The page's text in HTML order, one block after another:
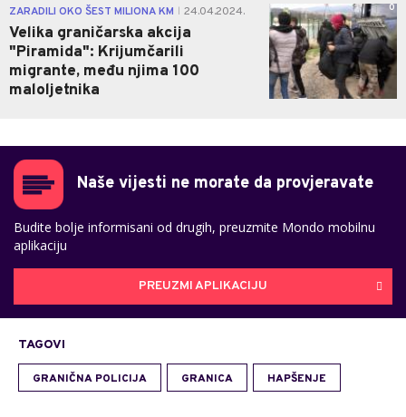
ZARADILI OKO ŠEST MILIONA KM 24.04.2024.
Velika graničarska akcija
"Piramida": Krijumčarili
migrante, među njima 100
maloljetnika
0
Naše vijesti ne morate da provjeravate
Budite bolje informisani od drugih, preuzmite Mondo mobilnu
aplikaciju
PREUZMI APLIKACIJU
TAGOVI
GRANIČNA POLICIJA GRANICA HAPŠENJE